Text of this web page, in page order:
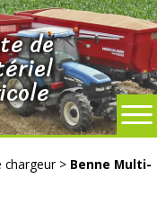
de
chargeur > Benne Multi-